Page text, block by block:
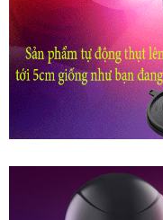
FreeLander
Âm